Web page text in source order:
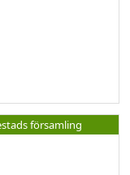
församling